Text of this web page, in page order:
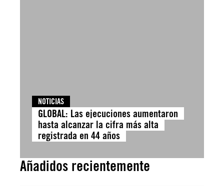
NOTICIAS
GLOBAL: Las ejecuciones aumentaron
hasta alcanzar la cifra más alta
registrada en 44 años
Añadidos recientemente